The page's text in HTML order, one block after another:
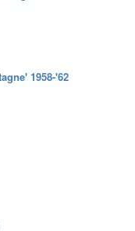
1958-'62